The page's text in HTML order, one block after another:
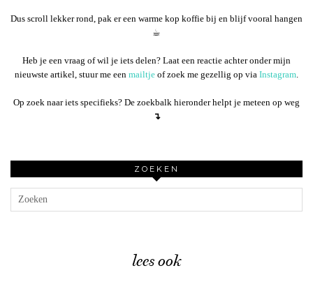
Dus scroll lekker rond, pak er een warme kop koffie bij en blijf vooral hangen
☕︎
Heb je een vraag of wil je iets delen? Laat een reactie achter onder mijn
nieuwste artikel, stuur me een mailtje of zoek me gezellig op via Instagram
Op zoek naar iets specifieks? De zoekbalk hieronder helpt je meteen op weg
↴
ZOEKEN
lees ook